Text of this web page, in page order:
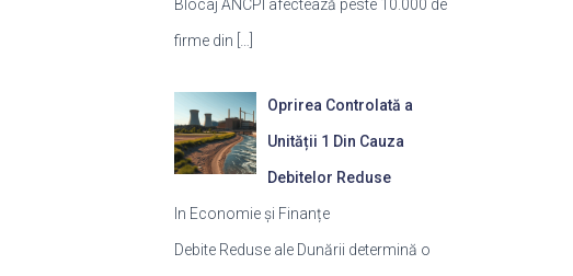
Blocaj ANCPI afectează peste 10.000 de
firme din
Oprirea Controlată a
Unității 1 Din Cauza
Debitelor Reduse
In Economie și Finanțe
Debite Reduse ale Dunării determină o